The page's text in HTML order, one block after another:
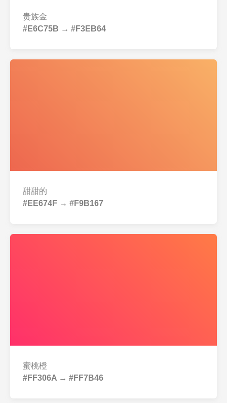
贵族金
#E6C75B → #F3EB64
甜甜的
#EE674F → #F9B167
蜜桃橙
#FF306A → #FF7B46